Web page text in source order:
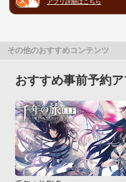
アプリ詳細はこちら
その他のおすすめコンテンツ
おすすめ事前予約ア